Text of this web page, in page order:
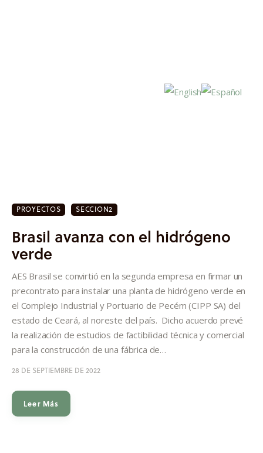
Investigación
Proyectos
Informes
Quiénes somos
PROYECTOS SECCION2
Brasil avanza con el hidrógeno
verde
AES Brasil se convirtió en la segunda empresa en firmar un
precontrato para instalar una planta de hidrógeno verde en
el Complejo Industrial y Portuario de Pecém (CIPP SA) del
estado de Ceará, al noreste del país. Dicho acuerdo prevé
la realización de estudios de factibilidad técnica y comercial
para la construcción de una fábrica de…
28 DE SEPTIEMBRE DE 2022
Leer Más